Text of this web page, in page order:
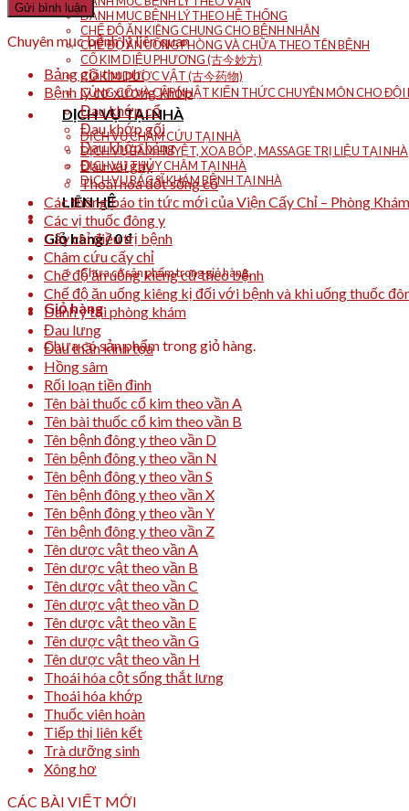
DANH MỤC BỆNH LÝ THEO HỆ THỐNG
CHẾ ĐỘ ĂN KIÊNG CHUNG CHO BỆNH NHÂN
CHẾ ĐỘ ĂN UỐNG PHÒNG VÀ CHỮA THEO TÊN BỆNH
CỔ KIM DIỆU PHƯƠNG (古今妙方)
CỔ KIM DƯỢC VẬT (古今药物)
CỦNG CỐ VÀ CẬP NHẬT KIẾN THỨC CHUYÊN MÔN CHO ĐỘI
DỊCH VỤ TẠI NHÀ
DỊCH VỤ CHÂM CỨU TẠI NHÀ
DỊCH VỤ BẤM HUYỆT, XOA BÓP , MASSAGE TRỊ LIỆU TẠI NHÀ
DỊCH VỤ THỦY CHÂM TẠI NHÀ
DỊCH VỤ BÁC SĨ KHÁM BỆNH TẠI NHÀ
LIÊN HỆ
Giỏ hàng /0₫
Chưa có sản phẩm trong giỏ hàng.
Giỏ hàng
Chưa có sản phẩm trong giỏ hàng.
Chuyên mục bệnh lý liên quan
Bảng giá thu phí
Bệnh lý cơ xương khớp
Đau khớp cổ
Đau khớp gối
Đau khớp háng
Đau vai gáy
Thoái hóa đốt sống cổ
Các thông báo tin tức mới của Viện Cấy Chỉ – Phòng
Các vị thuốc đông y
Cấy chỉ điều trị bệnh
Châm cứu cấy chỉ
Chế độ ăn uống kiêng cữ theo bệnh
Chế độ ăn uống kiêng kị đối với bệnh và khi uống thuốc
Danh y tại phòng khám
Đau lưng
Đau thần kinh tọa
Hồng sâm
Rối loạn tiền đình
Tên bài thuốc cổ kim theo vần A
Tên bài thuốc cổ kim theo vần B
Tên bệnh đông y theo vần D
Tên bệnh đông y theo vần N
Tên bệnh đông y theo vần S
Tên bệnh đông y theo vần X
Tên bệnh đông y theo vần Y
Tên bệnh đông y theo vần Z
Tên dược vật theo vần A
Tên dược vật theo vần B
Tên dược vật theo vần C
Tên dược vật theo vần D
Tên dược vật theo vần E
Tên dược vật theo vần G
Tên dược vật theo vần H
Thoái hóa cột sống thắt lưng
Thoái hóa khớp
Thuốc viên hoàn
Tiếp thị liên kết
Trà dưỡng sinh
Xông hơ
CÁC BÀI VIẾT MỚI